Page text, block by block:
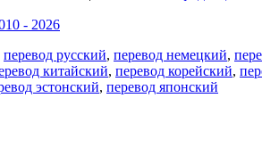
- 2026
перевод русский, перевод немецкий,
китайский, перевод корейский,
эстонский, перевод японский